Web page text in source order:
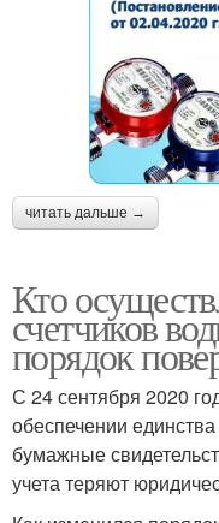
читать дальше →
Кто
счетчиков
порядок
С 24 сентября 2020
обеспечении
бумажные
учета теряют